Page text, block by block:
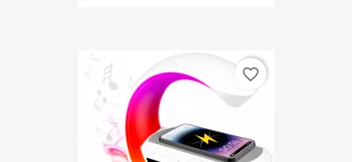
favorite_border